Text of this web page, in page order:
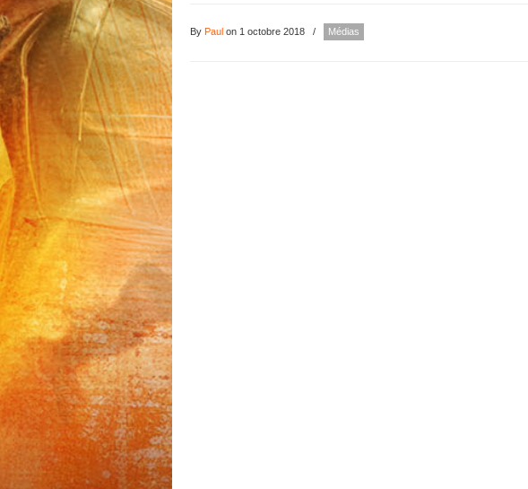
By Paul on 1 octobre 2018 / Médias